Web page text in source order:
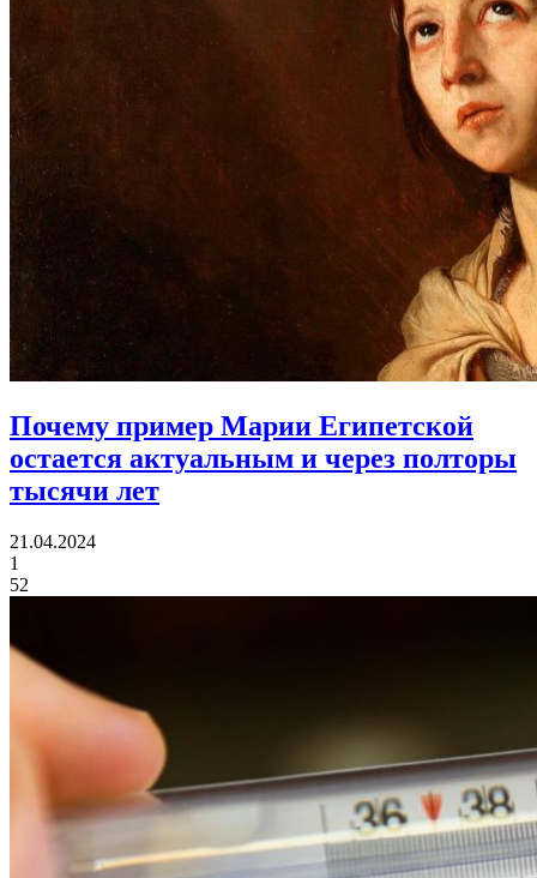
Почему пример Марии Египетской
остается актуальным и через полторы
тысячи лет
21.04.2024
1
52